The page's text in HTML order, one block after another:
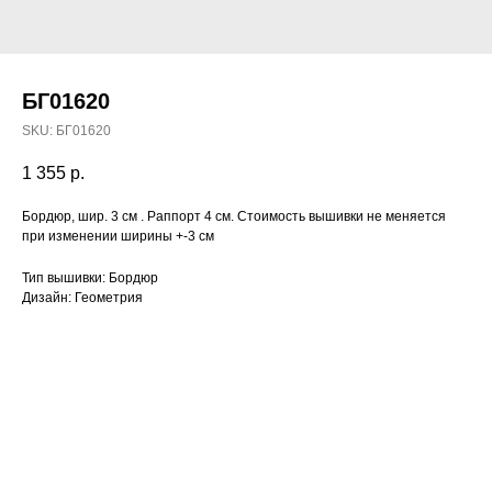
БГ01620
SKU: БГ01620
1 355 р.
Бордюр, шир. 3 см . Раппорт 4 см. Стоимость вышивки не меняется
при изменении ширины +-3 см
Тип вышивки: Бордюр
Дизайн: Геометрия